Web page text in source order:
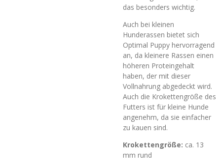
das besonders wichtig.
Auch bei kleinen
Hunderassen bietet sich
Optimal Puppy hervorragend
an, da kleinere Rassen einen
höheren Proteingehalt
haben, der mit dieser
Vollnahrung abgedeckt wird.
Auch die Krokettengröße des
Futters ist für kleine Hunde
angenehm, da sie einfacher
zu kauen sind.
Krokettengröße: ca. 13
mm rund